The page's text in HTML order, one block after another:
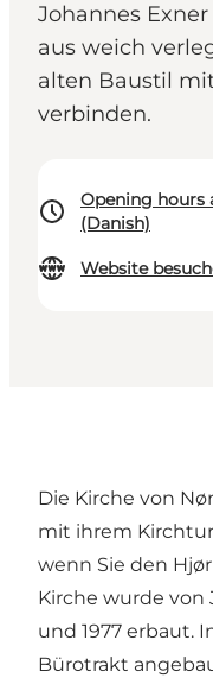
Johannes
aus weich
alten Baustil
verbinden.
Opening hours
(Danish)
Website
Die Kirche von
mit ihrem
wenn Sie den
Kirche wurde von
und 1977 erbaut.
Bürotrakt